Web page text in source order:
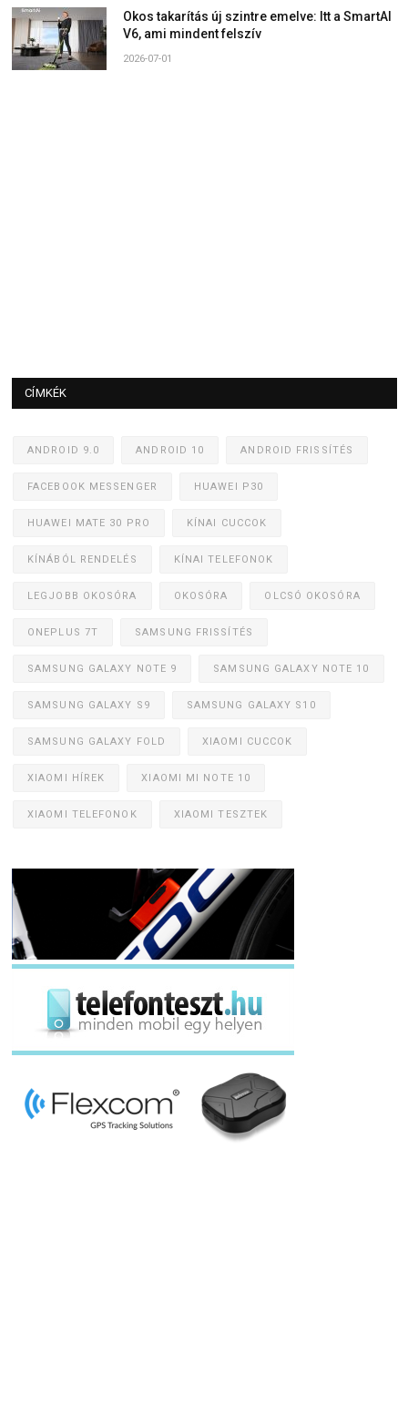
Okos takarítás új szintre emelve: Itt a SmartAI
V6, ami mindent felszív
2026-07-01
CÍMKÉK
ANDROID 9.0 ANDROID 10 ANDROID FRISSÍTÉS
FACEBOOK MESSENGER HUAWEI P30
HUAWEI MATE 30 PRO KÍNAI CUCCOK
KÍNÁBÓL RENDELÉS KÍNAI TELEFONOK
LEGJOBB OKOSÓRA OKOSÓRA OLCSÓ OKOSÓRA
ONEPLUS 7T SAMSUNG FRISSÍTÉS
SAMSUNG GALAXY NOTE 9 SAMSUNG GALAXY NOTE 10
SAMSUNG GALAXY S9 SAMSUNG GALAXY S10
SAMSUNG GALAXY FOLD XIAOMI CUCCOK
XIAOMI HÍREK XIAOMI MI NOTE 10
XIAOMI TELEFONOK XIAOMI TESZTEK